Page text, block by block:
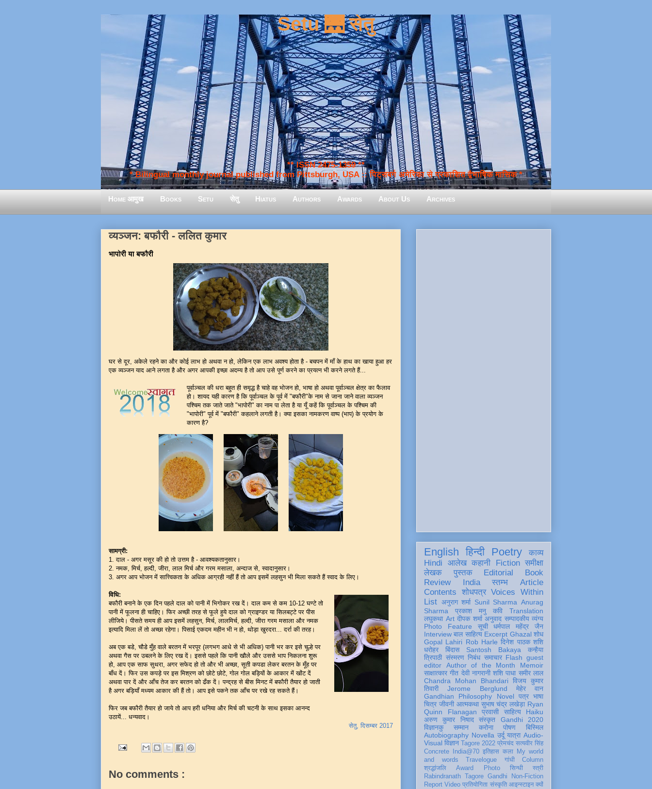
Setu 🌉 सेतु
** ISSN 2475-1359 **
* Bilingual monthly journal published from Pittsburgh, USA :: पिट्सबर्ग अमेरिका से प्रकाशित द्वैभाषिक मासिक *
Home आमुख Books Setu सेतु Hiatus Authors Awards About Us Archives
व्यञ्जन: बफौरी - ललित कुमार
भापोरी या बफौरी
घर से दूर, अकेले रहने का और कोई लाभ हो अथवा न हो, लेकिन एक लाभ अवश्य होता है - बचपन में माँ के हाथ का खाया हुआ हर
एक व्यञ्जन याद आने लगता है और अगर आपकी इच्छा अदम्य है तो आप उसे पूर्ण करने का प्रयत्न भी करने लगते हैं...
पूर्वाञ्चल की धरा बहुत ही समृद्ध है चाहे वह भोजन हो, भाषा हो अथवा पूर्वाञ्चल क्षेत्र का फैलाव
हो। शायद यही कारण है कि पूर्वाञ्चल के पूर्व में "बफौरी"के नाम से जाना जाने वाला व्यञ्जन
पश्चिम तक जाते जाते "भापोरी" का नाम पा लेता है या यूँ कहें कि पूर्वाञ्चल के पश्चिम की
"भापोरी" पूर्व में "बफौरी" कहलाने लगती है। क्या इसका नामकरण वाष्प (भाप) के प्रयोग के
कारण है?
सामग्री:
1. दाल - अगर मसूर की हो तो उत्तम है - आवश्यकतानुसार।
2. नमक, मिर्च, हल्दी, जीरा, लाल मिर्च और गरम मसाला, अन्दाज से, स्वादानुसार।
3. अगर आप भोजन में सात्त्विकता के अधिक आग्रही नहीं हैं तो आप इसमें लहसुन भी मिला सकते हैं स्वाद के लिए।
विधि:
बफौरी बनाने के एक दिन पहले दाल को पानी में भिगोकर रख दें। दाल कम से कम 10-12 घण्टे तो
पानी में फूलना ही चाहिए। फिर अच्छी तरह से फूले हुये दाल को ग्राइण्डर या सिलबट्टे पर पीस
लीजिये। पीसते समय ही आप इसमें लहसुन, मिर्च, लालमिर्च, हल्दी, जीरा गरम मसाला और नमक
इत्यादि मिला लें तो अच्छा रहेगा। पिसाई एकदम महीन भी न हो, थोड़ा खुरदरा... दर्रा की तरह।
अब एक बडे, चौडे मुँह वाले बरतन में भरपूर (लगभग आधे से भी अधिक) पानी भर कर इसे चूल्हे पर
अथवा गैस पर उबलने के लिए रख दें। इससे पहले कि पानी खौले और उससे भाप निकलना शुरू
हो, आप एक साफ सुथरा, अगर सफेद हो तो और भी अच्छा, सूती कपडा लेकर बरतन के मूँह पर
बाँध दें। फिर उस कपड़े पर इस मिश्रण को छोटे छोटे, गोल गोल बड़ियों के आकार में खोंट दें
अथवा पार दें और आँच तेज कर बरतन को ढँक दें। पन्द्रह से बीस मिनट में बफौरी तैयार हो जाती
है अगर बड़ियाँ मध्यम आकार की हैं तो। आप इसे पकने तक आँच पर रखे रह सकते हैं।
फिर जब बफौरी तैयार हो जाये तो आप हरी धनिया और मिर्च की चटनी के साथ इसका आनन्द
उठायें... धन्यवाद।
सेतु, दिसम्बर 2017
No comments :
English हिन्दी Poetry
काव्य
Hindi
आलेख कहानी Fiction समीक्षा
लेखक
पुस्तक Editorial
Book
Review
India स्तम्भ
Article
Contents
शोधपत्र Voices Within
List अनुराग शर्मा Sunil Sharma Anurag
Sharma
प्रकाश मनु कवि
Translation
लघुकथा Art दीपक शर्मा अनुवाद सम्पादकीय व्यंग्य
Photo Feature
सूची
धर्मपाल महेंद्र जैन
Interview बाल साहित्य Excerpt Ghazal शोध
Gopal Lahiri Rob Harle दिनेश पाठक शशि
धरोहर
बिंदास Santosh Bakaya
कन्हैया
त्रिपाठी संस्मरण निबंध समाचार Flash guest
editor
Author of the Month
Memoir
साक्षात्कार गीत देवी नागरानी शशि पाधा समीर लाल
Chandra Mohan Bhandari विजय कुमार
तिवारी
Jerome Berglund
मेहेर वान
Gandhian Philosophy
Novel पत्र भाषा
चित्र जीवनी आत्मकथा सुभाष चंद्र लखेड़ा Ryan
Quinn Flanagan
प्रवासी साहित्य
Haiku
अरुण कुमार निषाद
संस्कृत
Gandhi 2020
विज्ञानकु
सम्मान करोना पोषण
बिस्मिल
Autobiography Novella उर्दू यात्रा Audio-
Visual विज्ञान Tagore 2022 प्रेमचंद सत्यवीर सिंह
Concrete
India@70 इतिहास कला
My world
and words
Travelogue गांधी
Column
श्रद्धांजलि
Award Photo सिन्धी
स्त्री
Rabindranath Tagore Gandhi
Non-Fiction
Report Video प्रतियोगिता संस्कृति आइन्स्टाइन क्यों